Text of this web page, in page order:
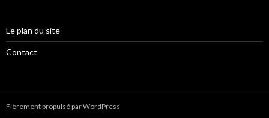
Le plan du site
Contact
Fièrement propulsé par WordPress